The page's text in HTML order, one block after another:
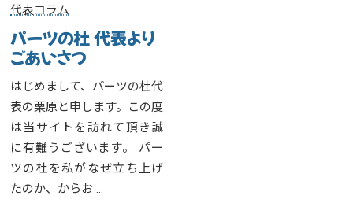
代表コラム
パーツの杜 代表より
ごあいさつ
はじめまして、パーツの杜代
表の栗原と申します。この度
は当サイトを訪れて頂き誠
に有難うございます。 パー
ツの杜を私がなぜ立ち上げ
たのか、からお …